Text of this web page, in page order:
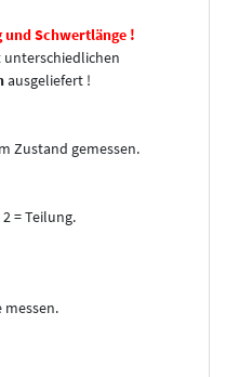
Schwertlänge !
unterschiedlichen
ausgeliefert !
Zustand gemessen.
= Teilung.
messen.